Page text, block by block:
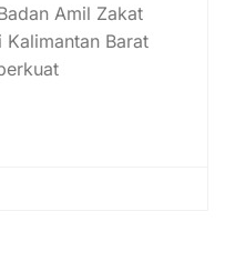
Amil Zakat
Kalimantan Barat